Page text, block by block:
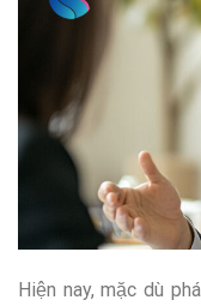
Hiện nay, mặc dù